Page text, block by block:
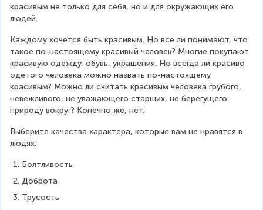
красивым не только для себя, но и для окружающих его
людей.
Каждому хочется быть красивым. Но все ли понимают, что
такое по-настоящему красивый человек? Многие покупают
красивую одежду, обувь, украшения. Но всегда ли красиво
одетого человека можно назвать по-настоящему
красивым? Можно ли считать красивым человека грубого,
невежливого, не уважающего старших, не берегущего
природу вокруг? Конечно же, нет.
Выберите качества характера, которые вам не нравятся в
людях:
Болтливость
Доброта
Трусость